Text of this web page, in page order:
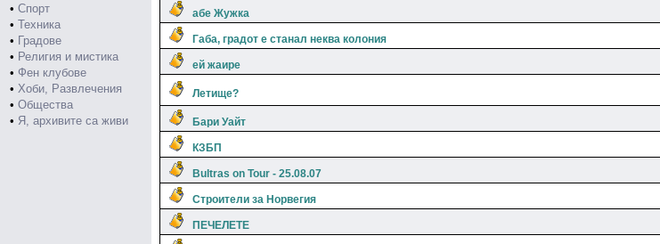
• Спорт
• Техника
• Градове
• Религия и мистика
• Фен клубове
• Хоби, Развлечения
• Общества
• Я, архивите са живи
абе Жужка
Габа, градот е станал неква колония
ей жаире
Летище?
Бари Уайт
КЗБП
Bultras on Tour - 25.08.07
Строители за Норвегия
ПЕЧЕЛЕТЕ